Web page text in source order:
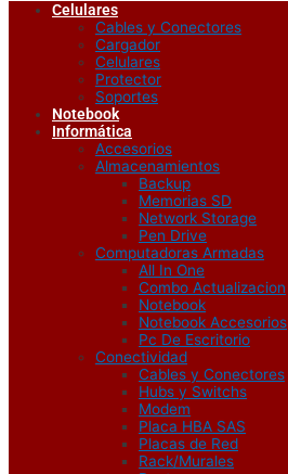
Celulares
Cables y Conectores
Cargador
Celulares
Protector
Soportes
Notebook
Informática
Accesorios
Almacenamientos
Backup
Memorias SD
Network Storage
Pen Drive
Computadoras Armadas
All In One
Combo Actualizacion
Notebook
Notebook Accesorios
Pc De Escritorio
Conectividad
Cables y Conectores
Hubs y Switchs
Modem
Placa HBA SAS
Placas de Red
Rack/Murales